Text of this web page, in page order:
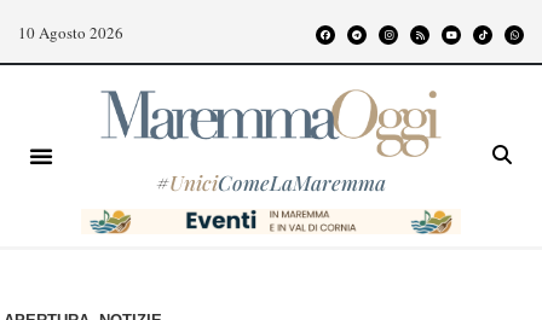
10 Agosto 2026
#UniciComeLaMaremma